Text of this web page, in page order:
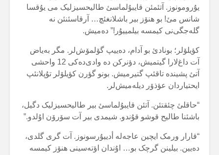
یۇرومونوز. آتئمئن قایبۇلماسئ طالیحسیزلیک می یۇقسا
شانس مئ! بو هنۆز بیر باشلانغئچ… آرقاسئنئن نە
گلەجگی‌نی کیمسە بیلمییۇر!” دەمیش.
کؤیلۆلر؛ بونادئ بو آدام، دەییپ گۆلمۆش‌لر. مگر بەیاض
آت داغ‌لارا گیتمیش، دؤنرکن دە وادی‌دەکی 12 واحشی
آتئ پشیندە تاقئپ گتیرمیش. بونو گؤرن کؤیلۆلر تۇپلانئپ
ایحتیاردان عؤذۆر دیلەمیش‌لر.
“حاقلئ چئقتئن. آتئن قایبۇلماسئ بیر طالیحسیزلیک دگیل،
باشئنا طالیح قوشو قۇندو. شیمدی بیر آت سۆرۆن اۇلدو.”
“قارار ورمک ایچین عاجەلە أدییۇرسونوز. آت گری گلدی،
دەیین. بیلینن گرچک بو… اۇندان اؤتەسینی هنۆز کیمسە